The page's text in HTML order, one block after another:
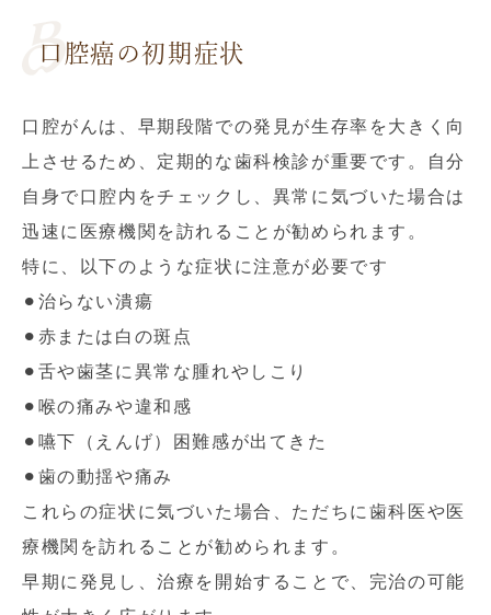
口腔癌の初期症状
口腔がんは、早期段階での発見が生存率を大きく向
上させるため、定期的な歯科検診が重要です。自分
自身で口腔内をチェックし、異常に気づいた場合は
迅速に医療機関を訪れることが勧められます。
特に、以下のような症状に注意が必要です
⚫︎治らない潰瘍
⚫︎赤または白の斑点
⚫︎舌や歯茎に異常な腫れやしこり
⚫︎喉の痛みや違和感
⚫︎嚥下（えんげ）困難感が出てきた
⚫︎歯の動揺や痛み
これらの症状に気づいた場合、ただちに歯科医や医
療機関を訪れることが勧められます。
早期に発見し、治療を開始することで、完治の可能